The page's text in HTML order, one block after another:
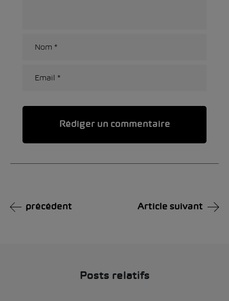
précédent Article suivant
Posts relatifs